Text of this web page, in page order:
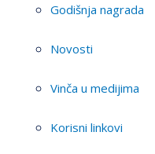
Godišnja nagrada
Novosti
Vinča u medijima
Korisni linkovi